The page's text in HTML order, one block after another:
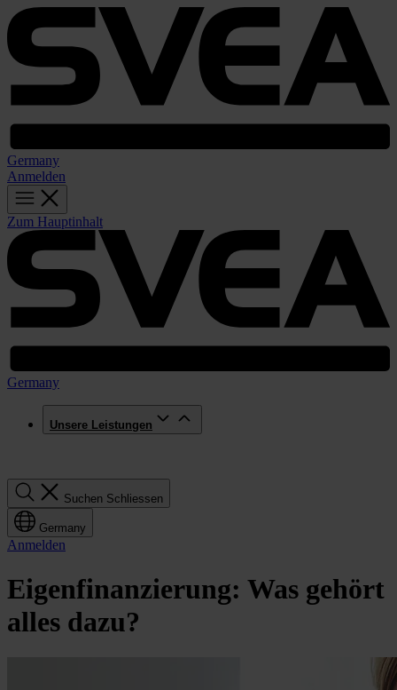
Germany
Anmelden
Zum Hauptinhalt
Germany
Unsere Leistungen
Suchen Schliessen
Germany
Anmelden
Eigenfinanzierung: Was gehört
alles dazu?